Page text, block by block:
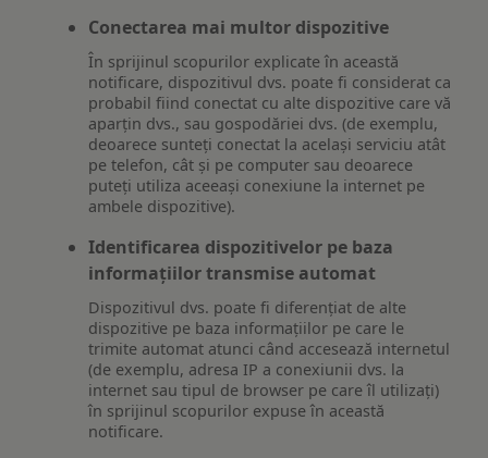
Conectarea mai multor dispozitive
În sprijinul scopurilor explicate în această
notificare, dispozitivul dvs. poate fi considerat ca
probabil fiind conectat cu alte dispozitive care vă
aparțin dvs., sau gospodăriei dvs. (de exemplu,
deoarece sunteți conectat la același serviciu atât
pe telefon, cât și pe computer sau deoarece
puteți utiliza aceeași conexiune la internet pe
ambele dispozitive).
Identificarea dispozitivelor pe baza
informațiilor transmise automat
Dispozitivul dvs. poate fi diferențiat de alte
dispozitive pe baza informațiilor pe care le
trimite automat atunci când accesează internetul
(de exemplu, adresa IP a conexiunii dvs. la
internet sau tipul de browser pe care îl utilizați)
în sprijinul scopurilor expuse în această
notificare.